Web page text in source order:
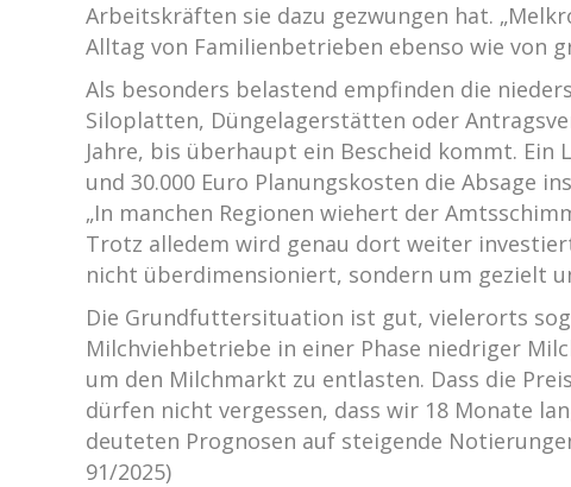
Arbeitskräften sie dazu gezwungen hat.
Alltag von Familienbetrieben ebenso wie von
Als besonders belastend empfinden die
Siloplatten, Düngelagerstätten oder
Jahre, bis überhaupt ein Bescheid kommt.
und 30.000 Euro Planungskosten die Absage
„In manchen Regionen wiehert der
Trotz alledem wird genau dort weiter
nicht überdimensioniert, sondern um gezielt
Die Grundfuttersituation ist gut, vielerorts
Milchviehbetriebe in einer Phase niedriger
um den Milchmarkt zu entlasten. Dass die
dürfen nicht vergessen, dass wir 18 Monate
deuteten Prognosen auf steigende
91/2025)